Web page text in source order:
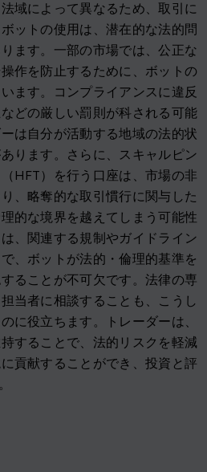
域によって異なるため、取引に
ットの使用は、潜在的な法的問
ます。一部の市場では、公正な
作を防止するために、ボットの
ます。コンプライアンスに違反
どの厳しい罰則が科される可能
は自分が活動する地域の法的状
ります。さらに、スキャルピン
HFT）を行う口座は、市場の非
、略奪的な取引慣行に関与した
的な境界を越えてしまう可能性
、関連する規制やガイドライン
、ボットが法的・倫理的基準を
ることが不可欠です。法律の専
当者に相談することも、こうし
に役立ちます。トレーダーは、
することで、法的リスクを軽減
貢献することができ、投資と評